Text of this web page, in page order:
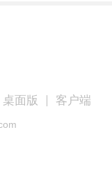
桌面版 客户端